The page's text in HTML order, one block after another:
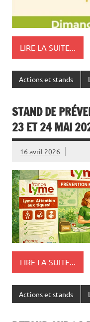
LIRE LA SUITE...
Actions et stands
STAND DE
23 ET 24 MAI
16 avril 2026
LIRE LA SUITE...
Actions et stands